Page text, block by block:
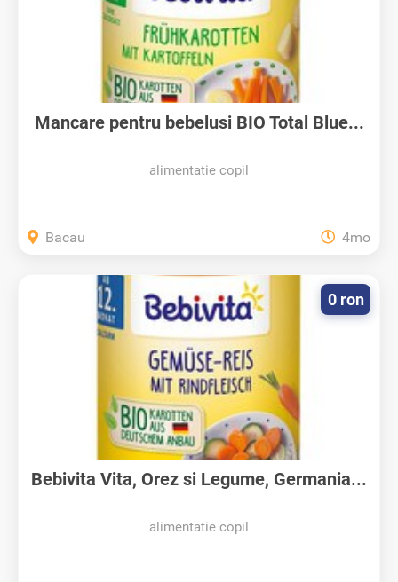
Mancare pentru bebelusi BIO Total Blue...
alimentatie copil
Bacau 4mo
Bebivita Vita, Orez si Legume, Germania...
alimentatie copil
0 ron